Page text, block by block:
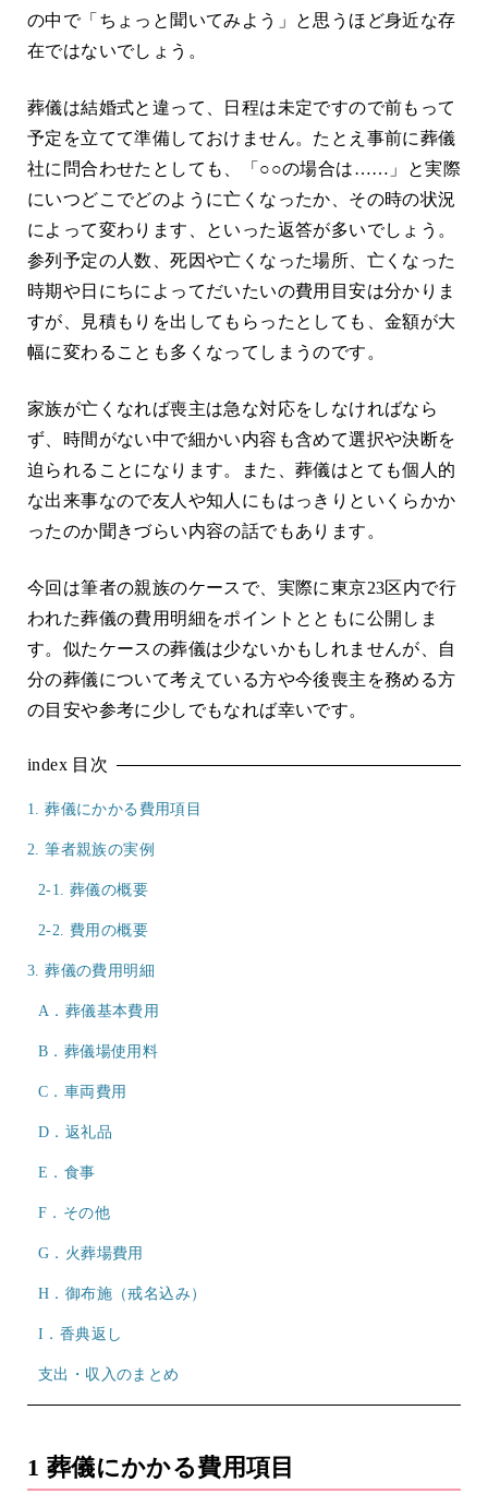
の中で「ちょっと聞いてみよう」と思うほど身近な存
在ではないでしょう。
葬儀は結婚式と違って、日程は未定ですので前もって
予定を立てて準備しておけません。たとえ事前に葬儀
社に問合わせたとしても、「○○の場合は……」と実際
にいつどこでどのように亡くなったか、その時の状況
によって変わります、といった返答が多いでしょう。
参列予定の人数、死因や亡くなった場所、亡くなった
時期や日にちによってだいたいの費用目安は分かりま
すが、見積もりを出してもらったとしても、金額が大
幅に変わることも多くなってしまうのです。
家族が亡くなれば喪主は急な対応をしなければなら
ず、時間がない中で細かい内容も含めて選択や決断を
迫られることになります。また、葬儀はとても個人的
な出来事なので友人や知人にもはっきりといくらかか
ったのか聞きづらい内容の話でもあります。
今回は筆者の親族のケースで、実際に東京23区内で行
われた葬儀の費用明細をポイントとともに公開しま
す。似たケースの葬儀は少ないかもしれませんが、自
分の葬儀について考えている方や今後喪主を務める方
の目安や参考に少しでもなれば幸いです。
index 目次
1. 葬儀にかかる費用項目
2. 筆者親族の実例
2-1. 葬儀の概要
2-2. 費用の概要
3. 葬儀の費用明細
A．葬儀基本費用
B．葬儀場使用料
C．車両費用
D．返礼品
E．食事
F．その他
G．火葬場費用
H．御布施（戒名込み）
I．香典返し
支出・収入のまとめ
1 葬儀にかかる費用項目